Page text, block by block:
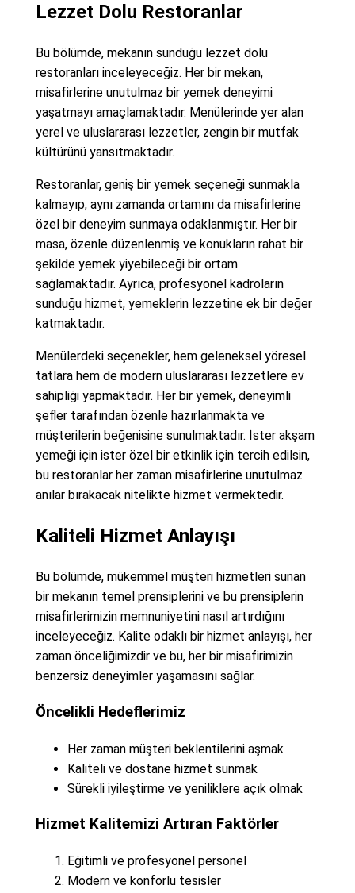
Lezzet Dolu Restoranlar
Bu bölümde, mekanın sunduğu lezzet dolu
restoranları inceleyeceğiz. Her bir mekan,
misafirlerine unutulmaz bir yemek deneyimi
yaşatmayı amaçlamaktadır. Menülerinde yer alan
yerel ve uluslararası lezzetler, zengin bir mutfak
kültürünü yansıtmaktadır.
Restoranlar, geniş bir yemek seçeneği sunmakla
kalmayıp, aynı zamanda ortamını da misafirlerine
özel bir deneyim sunmaya odaklanmıştır. Her bir
masa, özenle düzenlenmiş ve konukların rahat bir
şekilde yemek yiyebileceği bir ortam
sağlamaktadır. Ayrıca, profesyonel kadroların
sunduğu hizmet, yemeklerin lezzetine ek bir değer
katmaktadır.
Menülerdeki seçenekler, hem geleneksel yöresel
tatlara hem de modern uluslararası lezzetlere ev
sahipliği yapmaktadır. Her bir yemek, deneyimli
şefler tarafından özenle hazırlanmakta ve
müşterilerin beğenisine sunulmaktadır. İster akşam
yemeği için ister özel bir etkinlik için tercih edilsin,
bu restoranlar her zaman misafirlerine unutulmaz
anılar bırakacak nitelikte hizmet vermektedir.
Kaliteli Hizmet Anlayışı
Bu bölümde, mükemmel müşteri hizmetleri sunan
bir mekanın temel prensiplerini ve bu prensiplerin
misafirlerimizin memnuniyetini nasıl artırdığını
inceleyeceğiz. Kalite odaklı bir hizmet anlayışı, her
zaman önceliğimizdir ve bu, her bir misafirimizin
benzersiz deneyimler yaşamasını sağlar.
Öncelikli Hedeflerimiz
Her zaman müşteri beklentilerini aşmak
Kaliteli ve dostane hizmet sunmak
Sürekli iyileştirme ve yeniliklere açık olmak
Hizmet Kalitemizi Artıran Faktörler
Eğitimli ve profesyonel personel
Modern ve konforlu tesisler